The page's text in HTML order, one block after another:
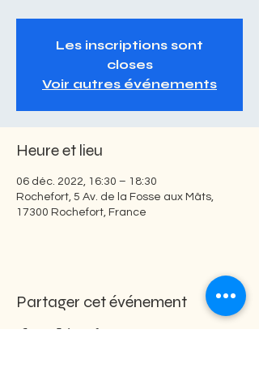
Les inscriptions sont
closes
Voir autres événements
Heure et lieu
06 déc. 2022, 16:30 – 18:30
Rochefort, 5 Av. de la Fosse aux Mâts,
17300 Rochefort, France
Partager cet événement